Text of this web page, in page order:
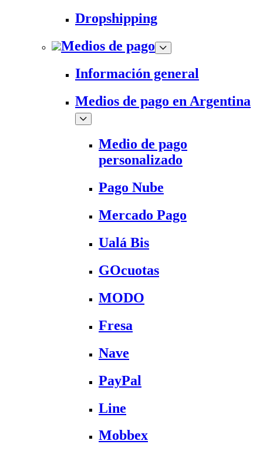
Dropshipping
Medios de pago
Información general
Medios de pago en Argentina
Medio de pago
personalizado
Pago Nube
Mercado Pago
Ualá Bis
GOcuotas
MODO
Fresa
Nave
PayPal
Line
Mobbex